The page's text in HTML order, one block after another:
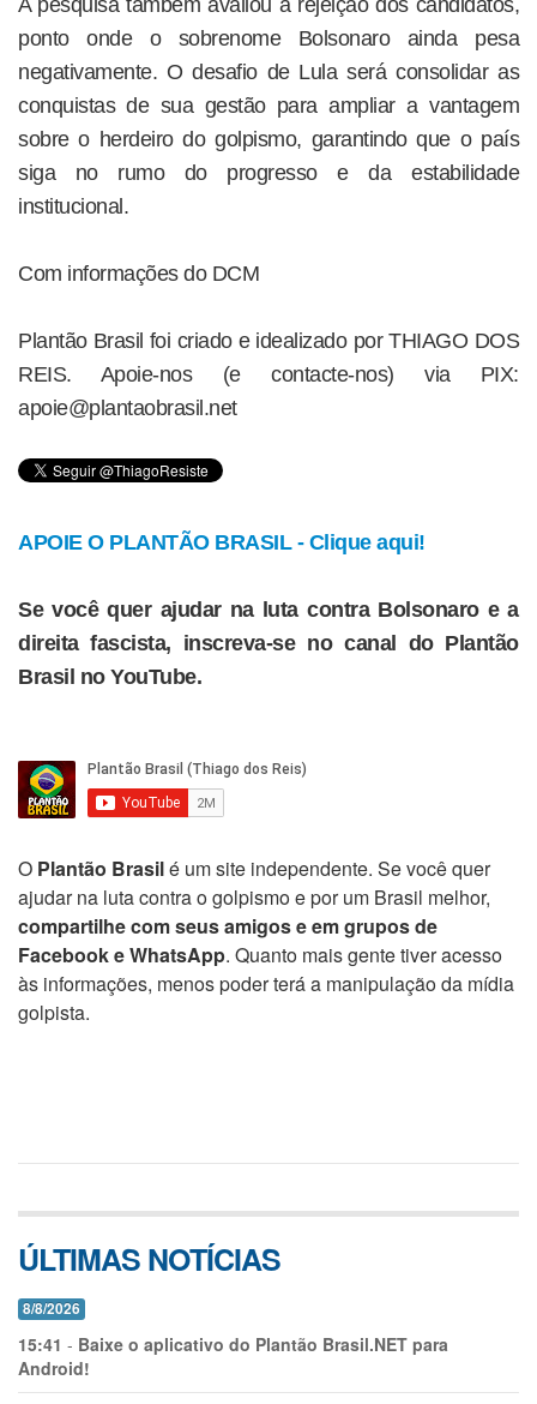
A pesquisa também avaliou a rejeição dos candidatos,
ponto onde o sobrenome Bolsonaro ainda pesa
negativamente. O desafio de Lula será consolidar as
conquistas de sua gestão para ampliar a vantagem
sobre o herdeiro do golpismo, garantindo que o país
siga no rumo do progresso e da estabilidade
institucional.
Com informações do DCM
Plantão Brasil foi criado e idealizado por THIAGO DOS
REIS. Apoie-nos (e contacte-nos) via PIX:
apoie@plantaobrasil.net
APOIE O PLANTÃO BRASIL - Clique aqui!
Se você quer ajudar na luta contra Bolsonaro e a
direita fascista, inscreva-se no canal do Plantão
Brasil no YouTube.
O Plantão Brasilé um site independente. Se você quer
ajudar na luta contra o golpismo e por um Brasil melhor,
compartilhe com seus amigos e em grupos de
Facebook e WhatsApp. Quanto mais gente tiver acesso
às informações, menos poder terá a manipulação da mídia
golpista.
ÚLTIMAS NOTÍCIAS
8/8/2026
15:41 - Baixe o aplicativo do Plantão Brasil.NET para
Android!